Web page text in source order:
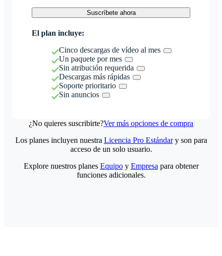
Suscríbete ahora
El plan incluye:
Cinco descargas de vídeo al mes
Un paquete por mes
Sin atribución requerida
Descargas más rápidas
Soporte prioritario
Sin anuncios
¿No quieres suscribirte?Ver más opciones de compra
Los planes incluyen nuestra Licencia Pro Estándary son para
acceso de un solo usuario.
Explore nuestros planes Equipoy Empresa para obtener
funciones adicionales.